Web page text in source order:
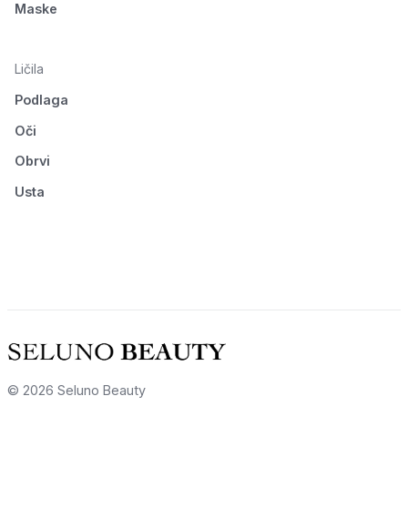
Maske
Ličila
Podlaga
Oči
Obrvi
Usta
© 2026 Seluno Beauty